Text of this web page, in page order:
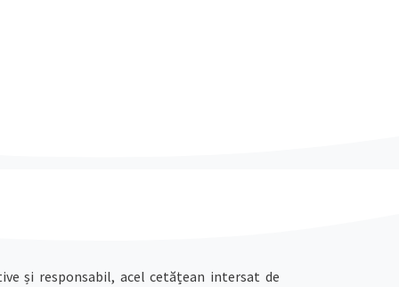
și responsabil, acel cetățean intersat de